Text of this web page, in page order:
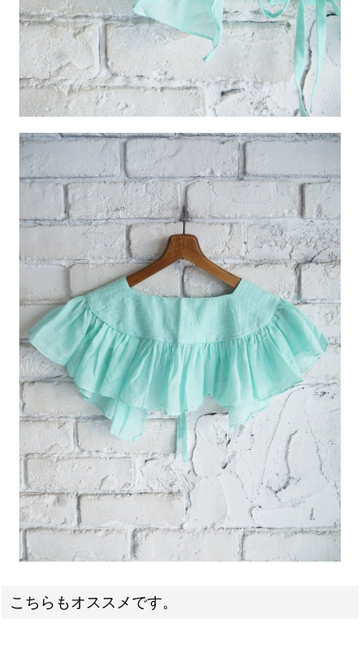
こちらもオススメです。